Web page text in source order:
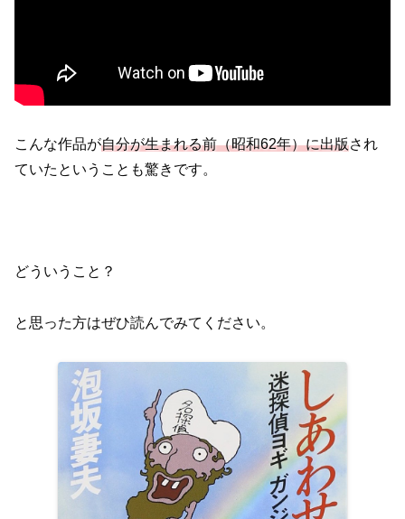
こんな作品が自分が生まれる前（昭和62年）に出版され
ていたということも驚きです。
どういうこと？
と思った方はぜひ読んでみてください。